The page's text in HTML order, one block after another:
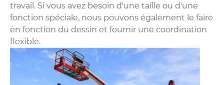
travail. Si vous avez besoin d'une taille ou d'une
fonction spéciale, nous pouvons également le faire
en fonction du dessin et fournir une coordination
flexible.